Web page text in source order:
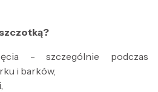
- szczególnie podczas
i barków,